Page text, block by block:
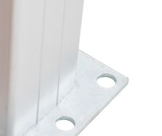
x 146 cм (Ш х В)
(всяка): 170 x 20,3 см
шина: 170 см
7 x 7 x 145 см (Д x Ш x